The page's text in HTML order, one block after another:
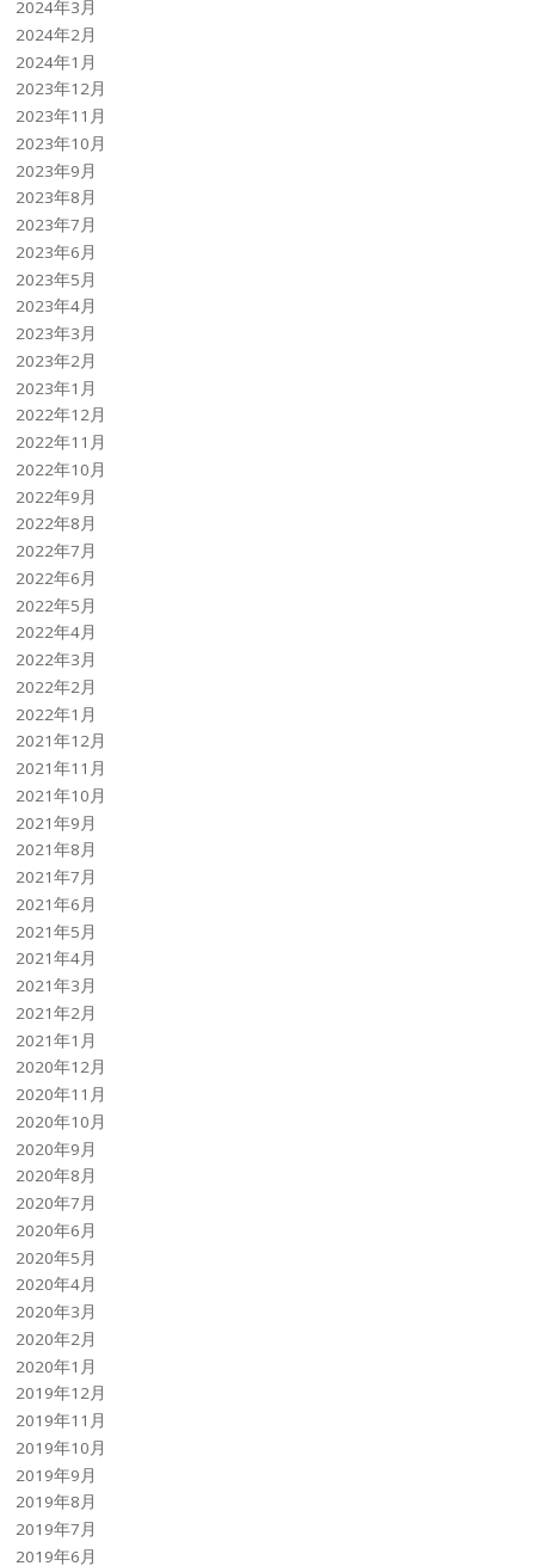
2024年3月
2024年2月
2024年1月
2023年12月
2023年11月
2023年10月
2023年9月
2023年8月
2023年7月
2023年6月
2023年5月
2023年4月
2023年3月
2023年2月
2023年1月
2022年12月
2022年11月
2022年10月
2022年9月
2022年8月
2022年7月
2022年6月
2022年5月
2022年4月
2022年3月
2022年2月
2022年1月
2021年12月
2021年11月
2021年10月
2021年9月
2021年8月
2021年7月
2021年6月
2021年5月
2021年4月
2021年3月
2021年2月
2021年1月
2020年12月
2020年11月
2020年10月
2020年9月
2020年8月
2020年7月
2020年6月
2020年5月
2020年4月
2020年3月
2020年2月
2020年1月
2019年12月
2019年11月
2019年10月
2019年9月
2019年8月
2019年7月
2019年6月